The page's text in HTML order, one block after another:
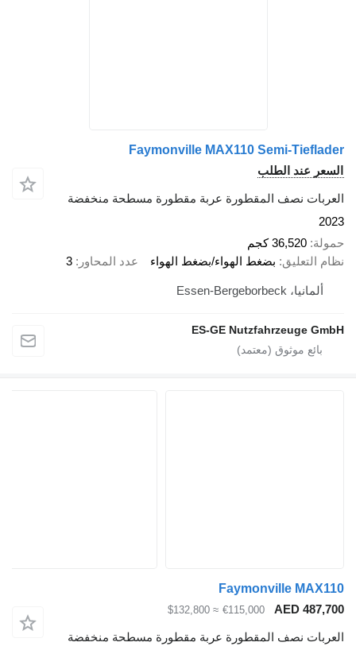
Faymonville MAX110 Semi-Tieflader
السعر عند الطلب
العربات نصف المقطورة عربة مقطورة مسطحة منخفضة
2023
حمولة 36,520 كجم
نظام التعليق بضغط الهواء/بضغط الهواء عدد المحاور 3
ألمانيا، Essen-Bergeborbeck
ES-GE Nutzfahrzeuge GmbH
Faymonville MAX110
AED 487,700
€115,000
≈ $132,800
العربات نصف المقطورة عربة مقطورة مسطحة منخفضة